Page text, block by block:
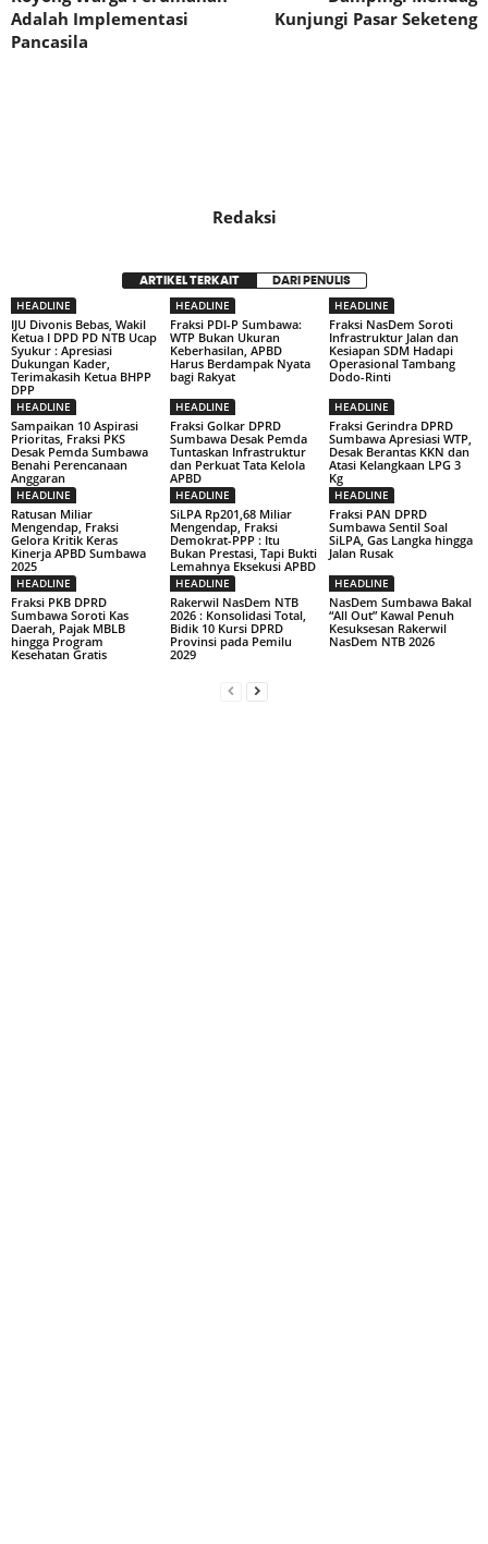
Adalah Implementasi
Pancasila
Kunjungi Pasar Seketeng
Redaksi
ARTIKEL TERKAIT DARI PENULIS
HEADLINE
IJU Divonis Bebas, Wakil
Ketua I DPD PD NTB Ucap
Syukur : Apresiasi
Dukungan Kader,
Terimakasih Ketua BHPP
DPP
HEADLINE
Fraksi PDI-P Sumbawa:
WTP Bukan Ukuran
Keberhasilan, APBD
Harus Berdampak Nyata
bagi Rakyat
HEADLINE
Fraksi NasDem Soroti
Infrastruktur Jalan dan
Kesiapan SDM Hadapi
Operasional Tambang
Dodo-Rinti
HEADLINE
Sampaikan 10 Aspirasi
Prioritas, Fraksi PKS
Desak Pemda Sumbawa
Benahi Perencanaan
Anggaran
HEADLINE
Fraksi Golkar DPRD
Sumbawa Desak Pemda
Tuntaskan Infrastruktur
dan Perkuat Tata Kelola
APBD
HEADLINE
Fraksi Gerindra DPRD
Sumbawa Apresiasi WTP,
Desak Berantas KKN dan
Atasi Kelangkaan LPG 3
Kg
HEADLINE
Ratusan Miliar
Mengendap, Fraksi
Gelora Kritik Keras
Kinerja APBD Sumbawa
2025
HEADLINE
SiLPA Rp201,68 Miliar
Mengendap, Fraksi
Demokrat-PPP : Itu
Bukan Prestasi, Tapi Bukti
Lemahnya Eksekusi APBD
HEADLINE
Fraksi PAN DPRD
Sumbawa Sentil Soal
SiLPA, Gas Langka hingga
Jalan Rusak
HEADLINE
Fraksi PKB DPRD
Sumbawa Soroti Kas
Daerah, Pajak MBLB
hingga Program
Kesehatan Gratis
HEADLINE
Rakerwil NasDem NTB
2026 : Konsolidasi Total,
Bidik 10 Kursi DPRD
Provinsi pada Pemilu
2029
HEADLINE
NasDem Sumbawa Bakal
“All Out” Kawal Penuh
Kesuksesan Rakerwil
NasDem NTB 2026